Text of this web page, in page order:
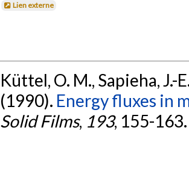
Lien externe
Küttel, O. M., Sapieha,
(1990). Energy fluxes in
Solid Films, 193, 155-